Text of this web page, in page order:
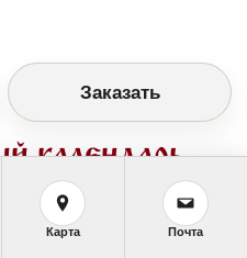
календарь
(7 Января по
>>
Заказать
Карта Почта